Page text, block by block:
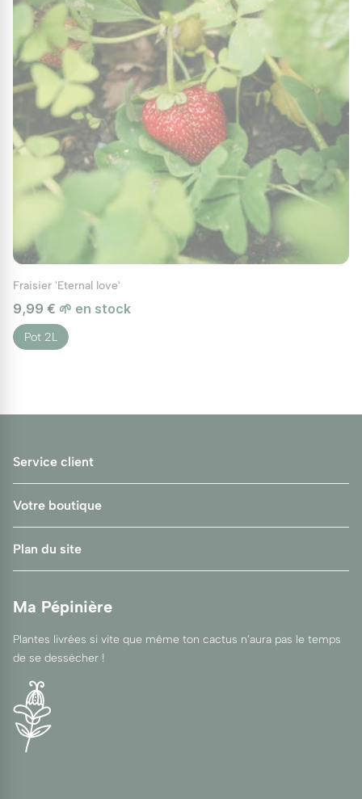
Fraisier 'Eternal love'
9,99 € 🌱 en stock
Pot 2L
Service client
Votre boutique
Plan du site
Ma Pépinière
Plantes livrées si vite que même ton cactus n’aura pas le temps
de se dessécher !